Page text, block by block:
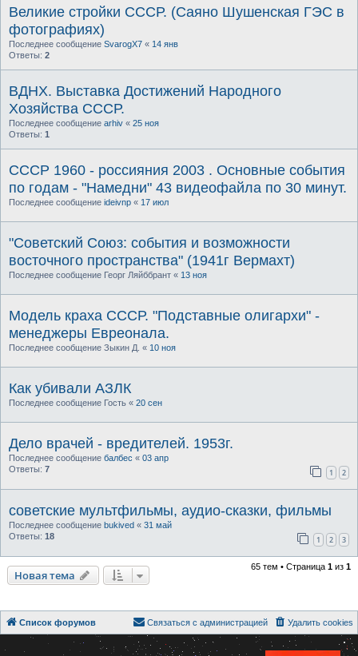
Великие стройки СССР. (Саяно Шушенская ГЭС в
фотографиях)
Последнее сообщение SvarogX7 « 14 янв
Ответы: 2
ВДНХ. Выставка Достижений Народного
Хозяйства СССР.
Последнее сообщение arhiv « 25 ноя
Ответы: 1
СССР 1960 - россияния 2003 . Основные события
по годам - "Намедни" 43 видеофайла по 30 минут.
Последнее сообщение ideivnp « 17 июл
"Советский Союз: события и возможности
восточного пространства" (1941г Вермахт)
Последнее сообщение Георг Ляйббрант « 13 ноя
Модель краха СССР. "Подставные олигархи" -
менеджеры Евреонала.
Последнее сообщение Зыкин Д. « 10 ноя
Как убивали АЗЛК
Последнее сообщение Гость « 20 сен
Дело врачей - вредителей. 1953г.
Последнее сообщение балбес « 03 апр
Ответы: 7 1 2
советские мультфильмы, аудио-сказки, фильмы
Последнее сообщение bukived « 31 май
Ответы: 18 1 2 3
Новая тема
65 тем • Страница 1 из 1
Список форумов Удалить cookies
Связаться с администрацией